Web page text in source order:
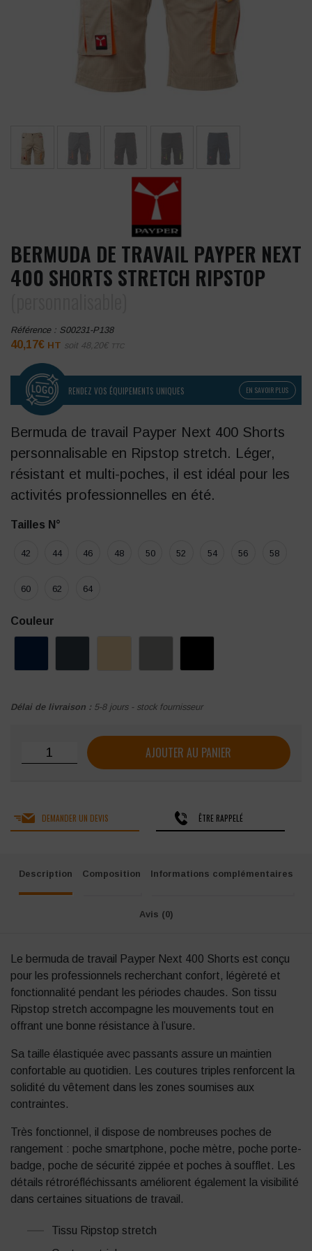
BERMUDA DE TRAVAIL PAYPER NEXT
400 SHORTS STRETCH RIPSTOP
Référence : S00231-P138
40,17€ HT soit 48,20€ TTC
RENDEZ VOS ÉQUIPEMENTS UNIQUES EN SAVOIR PLUS
Bermuda de travail Payper Next 400 Shorts
personnalisable en Ripstop stretch. Léger,
résistant et multi-poches, il est idéal pour les
activités professionnelles en été.
Tailles N°
42 44 46 48 50 52 54 56 58
60 62 64
Couleur
Délai de livraison : 5-8 jours - stock fournisseur
quantité de Bermuda de travail Payper Next 400 Shorts
AJOUTER AU PANIER
DEMANDER UN DEVIS ÊTRE RAPPELÉ
Description Composition Informations complémentaires
Avis (0)
Le bermuda de travail Payper Next 400 Shorts est conçu
pour les professionnels recherchant confort, légèreté et
fonctionnalité pendant les périodes chaudes. Son tissu
Ripstop stretch accompagne les mouvements tout en
offrant une bonne résistance à l’usure.
Sa taille élastiquée avec passants assure un maintien
confortable au quotidien. Les coutures triples renforcent la
solidité du vêtement dans les zones soumises aux
contraintes.
Très fonctionnel, il dispose de nombreuses poches de
rangement : poche smartphone, poche mètre, poche porte-
badge, poche de sécurité zippée et poches à soufflet. Les
détails rétroréfléchissants améliorent également la visibilité
dans certaines situations de travail.
Tissu Ripstop stretch